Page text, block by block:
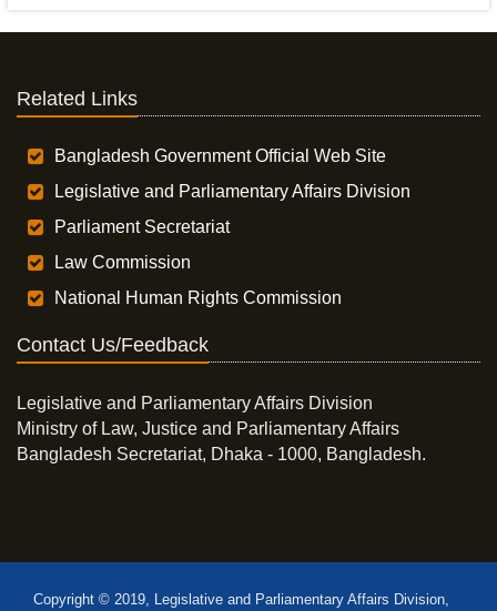
Related Links
Bangladesh Government Official Web Site
Legislative and Parliamentary Affairs Division
Parliament Secretariat
Law Commission
National Human Rights Commission
Contact Us/Feedback
Legislative and Parliamentary Affairs Division
Ministry of Law, Justice and Parliamentary Affairs
Bangladesh Secretariat, Dhaka - 1000, Bangladesh.
Copyright © 2019, Legislative and Parliamentary Affairs Division,